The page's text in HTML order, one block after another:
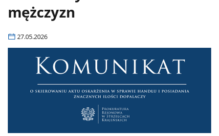
mężczyzn
27.05.2026